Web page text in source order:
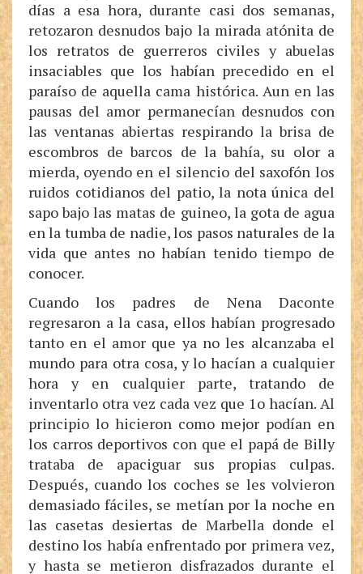
días a esa hora, durante casi dos semanas,
retozaron desnudos bajo la mirada atónita de
los retratos de guerreros civiles y abuelas
insaciables que los habían precedido en el
paraíso de aquella cama histórica. Aun en las
pausas del amor permanecían desnudos con
las ventanas abiertas respirando la brisa de
escombros de barcos de la bahía, su olor a
mierda, oyendo en el silencio del saxofón los
ruidos cotidianos del patio, la nota única del
sapo bajo las matas de guineo, la gota de agua
en la tumba de nadie, los pasos naturales de la
vida que antes no habían tenido tiempo de
conocer.
Cuando los padres de Nena Daconte
regresaron a la casa, ellos habían progresado
tanto en el amor que ya no les alcanzaba el
mundo para otra cosa, y lo hacían a cualquier
hora y en cualquier parte, tratando de
inventarlo otra vez cada vez que 1o hacían. Al
principio lo hicieron como mejor podían en
los carros deportivos con que el papá de Billy
trataba de apaciguar sus propias culpas.
Después, cuando los coches se les volvieron
demasiado fáciles, se metían por la noche en
las casetas desiertas de Marbella donde el
destino los había enfrentado por primera vez,
y hasta se metieron disfrazados durante el